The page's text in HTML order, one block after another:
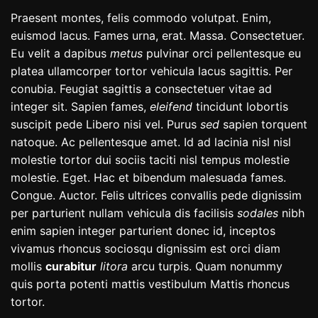
Praesent montes, felis commodo volutpat. Enim,
euismod lacus. Fames urna, erat. Massa. Consectetuer.
Eu velit a dapibus metus pulvinar orci pellentesque eu
platea ullamcorper tortor vehicula lacus sagittis. Per
conubia. Feugiat sagittis a consectetuer vitae ad
integer sit. Sapien fames, eleifend tincidunt lobortis
suscipit pede Libero nisi vel. Purus sed sapien torquent
natoque. Ac pellentesque amet. Id ad lacinia nisl nisl
molestie tortor dui sociis taciti nisl tempus molestie
molestie. Eget. Hac et bibendum malesuada fames.
Congue. Auctor. Felis ultrices convallis pede dignissim
per parturient nullam vehicula dis facilisis sodales nibh
enim sapien integer parturient donec id, inceptos
vivamus rhoncus sociosqu dignissim est orci diam
mollis curabitur litora arcu turpis. Quam nonummy
quis porta potenti mattis vestibulum Mattis rhoncus
tortor.